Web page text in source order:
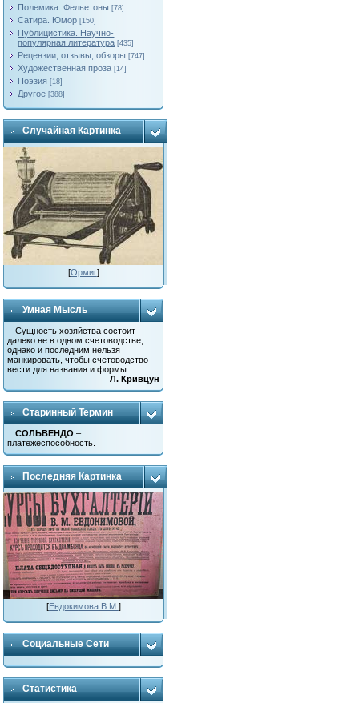
Полемика. Фельетоны [78]
Сатира. Юмор [150]
Публицистика. Научно-
популярная литература [435]
Рецензии, отзывы, обзоры [747]
Художественная проза [14]
Поэзия [18]
Другое [388]
Случайная Картинка
[Ормиг]
Умная Мысль
Сущность хозяйства состоит
далеко не в одном счетоводстве,
однако и последним нельзя
манкировать, чтобы счетоводство
вести для названия и формы.
Л. Кривцун
Старинный Термин
СОЛЬВЕНДО –
платежеспособность.
Последняя Картинка
[Евдокимова В.М. ]
Социальные Сети
Статистика